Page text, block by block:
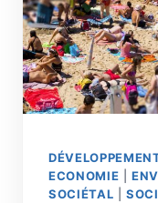
ECONOMIE |
SOCIÉTAL |